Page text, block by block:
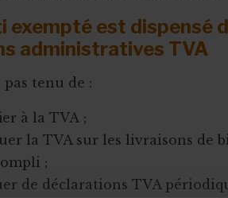
exempté est dispensé
administratives TVA
pas tenu de :
à la TVA ;
la TVA sur les livraisons de
;
de déclarations TVA